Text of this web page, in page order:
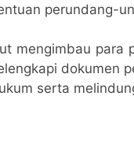
perundang-
mengimbau para
dokumen
serta